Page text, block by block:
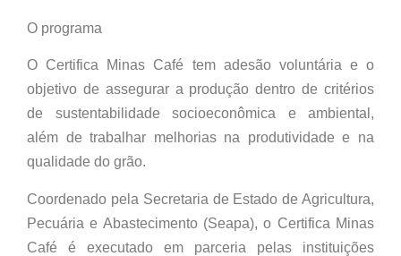
O programa
O Certifica Minas Café tem adesão voluntária e o
objetivo de assegurar a produção dentro de critérios
de sustentabilidade socioeconômica e ambiental,
além de trabalhar melhorias na produtividade e na
qualidade do grão.
Coordenado pela Secretaria de Estado de Agricultura,
Pecuária e Abastecimento (Seapa), o Certifica Minas
Café é executado em parceria pelas instituições